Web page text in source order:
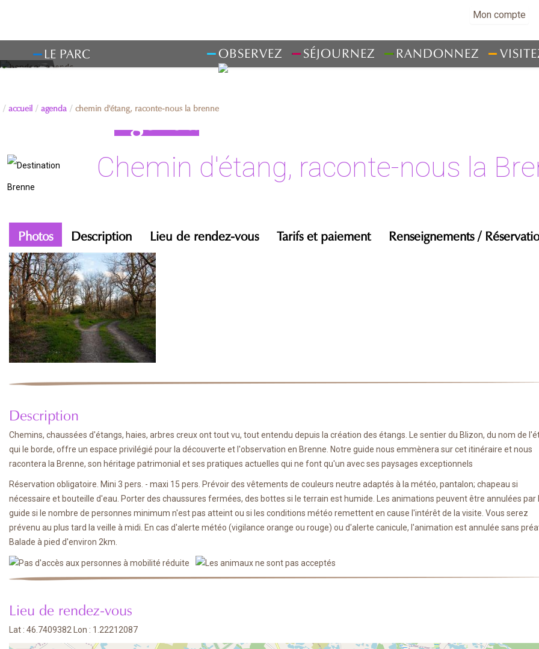
Mon compte
LE PARC OBSERVEZ SÉJOURNEZ RANDONNEZ
accueil agenda chemin d'étang, raconte-nous la brenne
Agenda
Chemin d'étang, raconte-nous la
Photos Description Lieu de rendez-vous Tarifs et paiement Renseignements /
Description
Chemins, chaussées d'étangs, haies, arbres creux ont tout vu, tout entendu depuis la création des étangs. Le sentier du Blizon, du nom de
qui le borde, offre un espace privilégié pour la découverte et l'observation en Brenne. Notre guide nous emmènera sur cet itinéraire et nous
racontera la Brenne, son héritage patrimonial et ses pratiques actuelles qui ne font qu'un avec ses paysages exceptionnels
Réservation obligatoire. Mini 3 pers. - maxi 15 pers. Prévoir des vêtements de couleurs neutre adaptés à la météo, pantalon; chapeau si
nécessaire et bouteille d'eau. Porter des chaussures fermées, des bottes si le terrain est humide. Les animations peuvent être annulées par
guide si le nombre de personnes minimum n'est pas atteint ou si les conditions météo remettent en cause l'intérêt de la visite. Vous serez
prévenu au plus tard la veille à midi. En cas d'alerte météo (vigilance orange ou rouge) ou d'alerte canicule, l'animation est annulée sans
Balade à pied d'environ 2km.
Lieu de rendez-vous
Lat : 46.7409382 Lon : 1.22212087